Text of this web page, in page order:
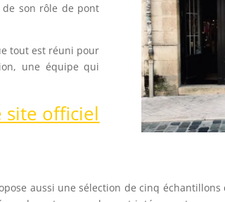
son rôle de pont
tout est réuni pour
une équipe qui
site officiel
aussi une sélection de cinq échantillons